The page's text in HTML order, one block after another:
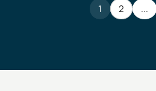
1 2 ...